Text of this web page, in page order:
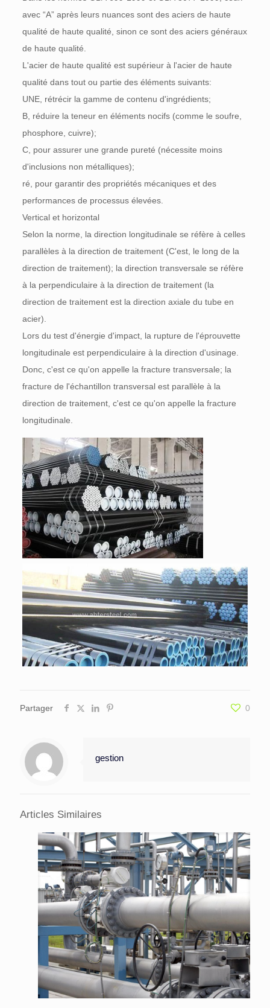
avec “A” après leurs nuances sont des aciers de haute
qualité de haute qualité, sinon ce sont des aciers généraux
de haute qualité.
L'acier de haute qualité est supérieur à l'acier de haute
qualité dans tout ou partie des éléments suivants:
UNE, rétrécir la gamme de contenu d'ingrédients;
B, réduire la teneur en éléments nocifs (comme le soufre,
phosphore, cuivre);
C, pour assurer une grande pureté (nécessite moins
d'inclusions non métalliques);
ré, pour garantir des propriétés mécaniques et des
performances de processus élevées.
Vertical et horizontal
Selon la norme, la direction longitudinale se réfère à celles
parallèles à la direction de traitement (C'est, le long de la
direction de traitement); la direction transversale se réfère
à la perpendiculaire à la direction de traitement (la
direction de traitement est la direction axiale du tube en
acier).
Lors du test d'énergie d'impact, la rupture de l'éprouvette
longitudinale est perpendiculaire à la direction d'usinage.
Donc, c'est ce qu'on appelle la fracture transversale; la
fracture de l'échantillon transversal est parallèle à la
direction de traitement, c'est ce qu'on appelle la fracture
longitudinale.
Partager 0
gestion
Articles Similaires